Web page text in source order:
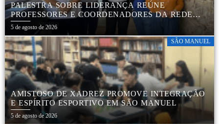
PALESTRA SOBRE LIDERANÇA REÚNE
PROFESSORES E COORDENADORES DA REDE
MUNICIPAL
5 de agosto de 2026
SÃO MANUEL
AMISTOSO DE XADREZ PROMOVE INTEGRAÇÃO
E ESPÍRITO ESPORTIVO EM SÃO MANUEL
5 de agosto de 2026